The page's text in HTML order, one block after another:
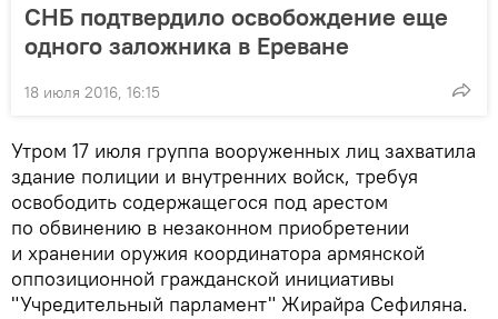
СНБ подтвердило освобождение еще
одного заложника в Ереване
18 июля 2016, 16:15
Утром 17 июля группа вооруженных лиц захватила
здание полиции и внутренних войск, требуя
освободить содержащегося под арестом
по обвинению в незаконном приобретении
и хранении оружия координатора армянской
оппозиционной гражданской инициативы
"Учредительный парламент" Жирайра Сефиляна.